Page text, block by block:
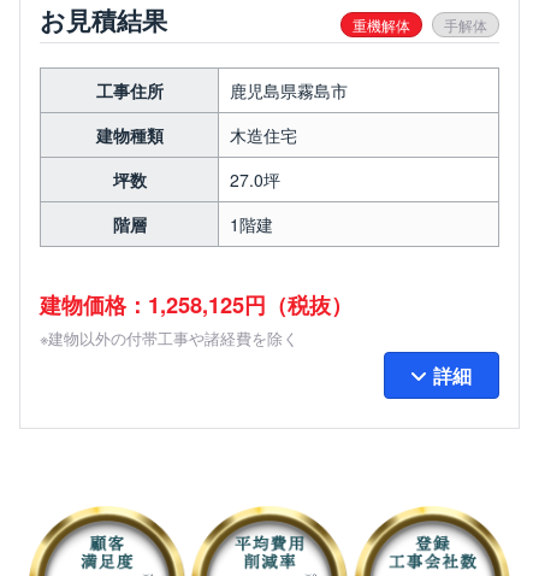
お見積結果 重機解体 手解体
工事住所
鹿児島県霧島市
建物種類
木造住宅
坪数
27.0坪
階層
1階建
建物価格：1,258,125円（税抜）
※建物以外の付帯工事や諸経費を除く
詳細